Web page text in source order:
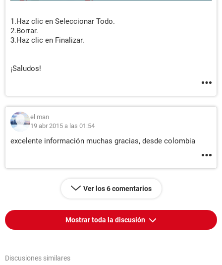
1.Haz clic en Seleccionar Todo.
2.Borrar.
3.Haz clic en Finalizar.
¡Saludos!
el man
19 abr 2015 a las 01:54
excelente información muchas gracias, desde colombia
Ver los 6 comentarios
Mostrar toda la discusión
Discusiones similares